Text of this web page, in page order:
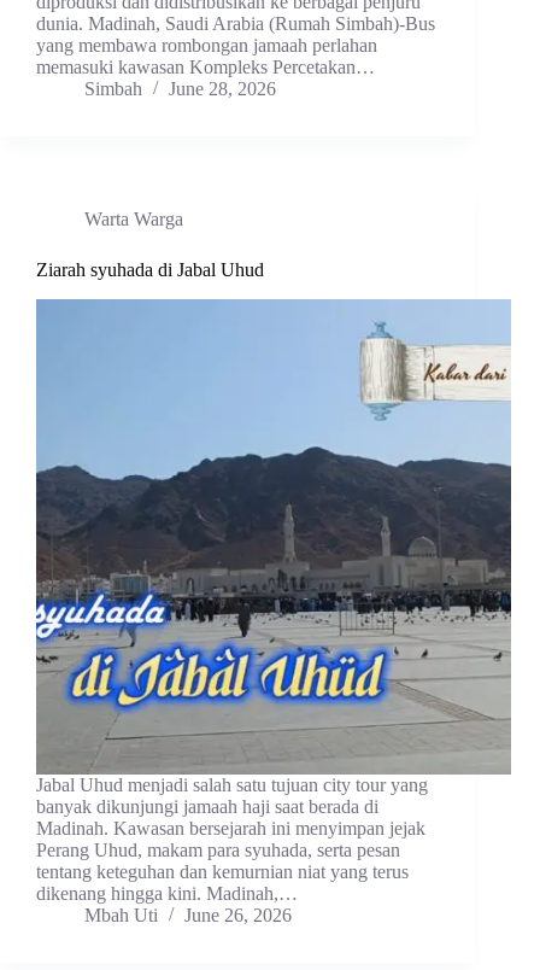
dunia. Madinah, Saudi Arabia (Rumah Simbah)-Bus
yang membawa rombongan jamaah perlahan
memasuki kawasan Kompleks Percetakan…
Simbah
June 28, 2026
Warta Warga
Ziarah syuhada di Jabal Uhud
Jabal Uhud menjadi salah satu tujuan city tour yang
banyak dikunjungi jamaah haji saat berada di
Madinah. Kawasan bersejarah ini menyimpan jejak
Perang Uhud, makam para syuhada, serta pesan
tentang keteguhan dan kemurnian niat yang terus
dikenang hingga kini. Madinah,…
Mbah Uti
June 26, 2026